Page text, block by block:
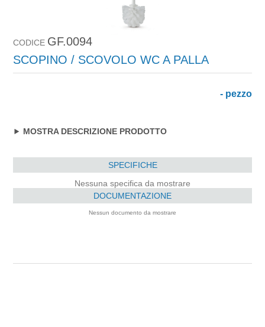
CODICE GF.0094
SCOPINO / SCOVOLO WC A PALLA
- pezzo
MOSTRA DESCRIZIONE PRODOTTO
SPECIFICHE
Nessuna specifica da mostrare
DOCUMENTAZIONE
Nessun documento da mostrare